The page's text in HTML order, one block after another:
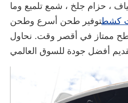
، حزام جلخ ، شمع تلميع وما
كشطتوفير طحن أسرع وطحن
سطح ممتاز في أقصر وقت. نحاول